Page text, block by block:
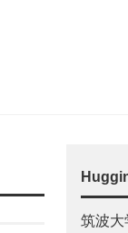
筑波大